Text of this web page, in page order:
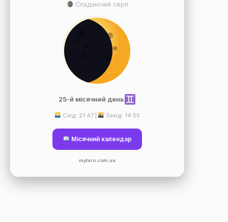
Спадаючий серп
25-й місячний день
Схід: 21:47 | Захід: 14:55
Місячний календар
mytaro.com.ua